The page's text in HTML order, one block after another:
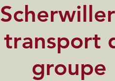
transport
groupe